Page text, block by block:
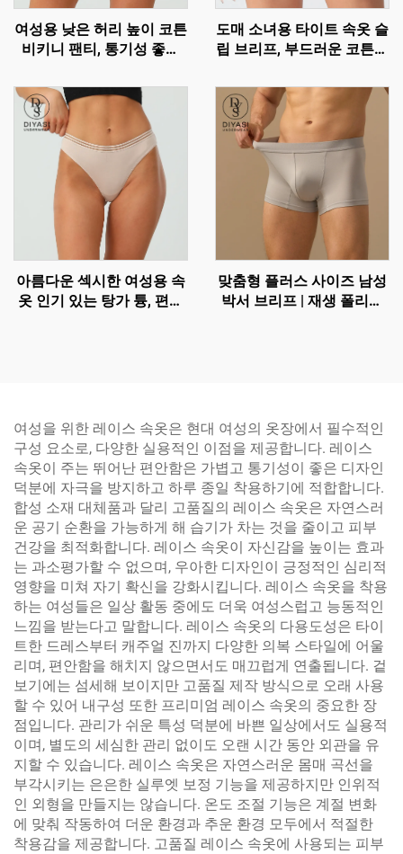
여성용 낮은 허리 높이 코튼
비키니 팬티, 통기성 좋은
도매 소녀용 타이트 속옷 슬
립 브리프, 부드러운 코튼으
티
아름다운 섹시한 여성용 속
옷 인기 있는 탕가 튱, 편안
맞춤형 플러스 사이즈 남성
박서 브리프 | 재생 폴리에
여성을 위한 레이스 속옷은 현대 여성의 옷장에서 필수적인
구성 요소로, 다양한 실용적인 이점을 제공합니다. 레이스
속옷이 주는 뛰어난 편안함은 가볍고 통기성이 좋은 디자인
덕분에 자극을 방지하고 하루 종일 착용하기에 적합합니다.
합성 소재 대체품과 달리 고품질의 레이스 속옷은 자연스러
운 공기 순환을 가능하게 해 습기가 차는 것을 줄이고 피부
건강을 최적화합니다. 레이스 속옷이 자신감을 높이는 효과
는 과소평가할 수 없으며, 우아한 디자인이 긍정적인 심리적
영향을 미쳐 자기 확신을 강화시킵니다. 레이스 속옷을 착용
하는 여성들은 일상 활동 중에도 더욱 여성스럽고 능동적인
느낌을 받는다고 말합니다. 레이스 속옷의 다용도성은 타이
트한 드레스부터 캐주얼 진까지 다양한 의복 스타일에 어울
리며, 편안함을 해치지 않으면서도 매끄럽게 연출됩니다. 겉
보기에는 섬세해 보이지만 고품질 제작 방식으로 오래 사용
할 수 있어 내구성 또한 프리미엄 레이스 속옷의 중요한 장
점입니다. 관리가 쉬운 특성 덕분에 바쁜 일상에서도 실용적
이며, 별도의 세심한 관리 없이도 오랜 시간 동안 외관을 유
지할 수 있습니다. 레이스 속옷은 자연스러운 몸매 곡선을
부각시키는 은은한 실루엣 보정 기능을 제공하지만 인위적
인 외형을 만들지는 않습니다. 온도 조절 기능은 계절 변화
에 맞춰 작동하여 더운 환경과 추운 환경 모두에서 적절한
착용감을 제공합니다. 고품질 레이스 속옷에 사용되는 피부